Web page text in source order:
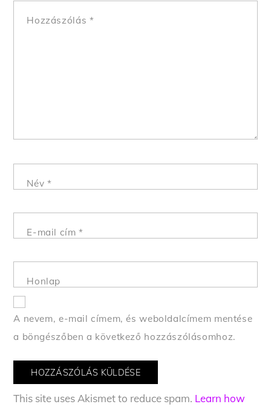
Hozzászólás *
Név *
E-mail cím*
Honlap
A nevem, e-mail címem, és weboldalcímem mentése
a böngészőben a következő hozzászólásomhoz.
This site uses Akismet to reduce spam. Learn how